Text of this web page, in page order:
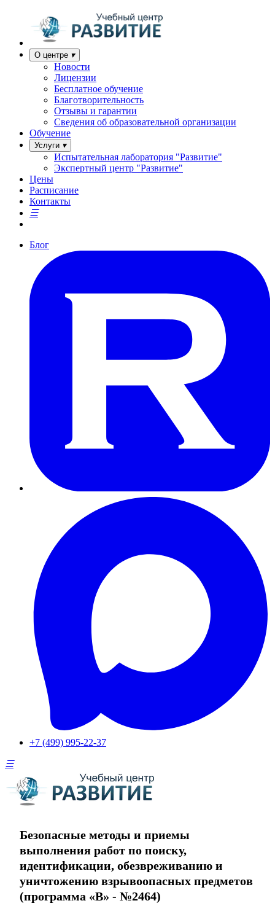
О центре
Новости
Лицензии
Бесплатное обучение
Благотворительность
Отзывы и гарантии
Сведения об образовательной организации
Обучение
Услуги
Испытательная лаборатория "Развитие"
Экспертный центр "Развитие"
Цены
Расписание
Контакты
Блог
+7 (499) 995-22-37
Безопасные методы и приемы
выполнения работ по поиску,
идентификации, обезвреживанию и
уничтожению взрывоопасных предметов
(программа «В» - №2464)